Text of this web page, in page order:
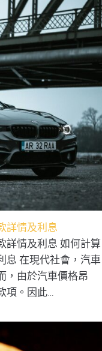
詳情及利息
詳情及利息 如何計算
息 在現代社會，汽車
，由於汽車價格昂
項。因此…